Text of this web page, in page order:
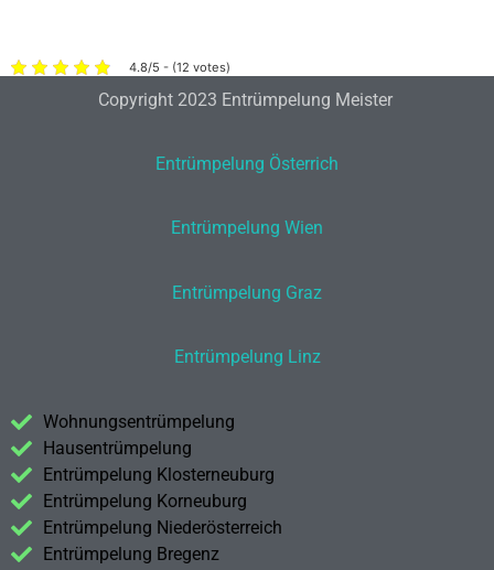
4.8/5 - (12 votes)
Copyright 2023 Entrümpelung Meister
Entrümpelung Österrich
Entrümpelung Wien
Entrümpelung Graz
Entrümpelung Linz
Wohnungsentrümpelung
Hausentrümpelung
Entrümpelung Klosterneuburg
Entrümpelung Korneuburg
Entrümpelung Niederösterreich
Entrümpelung Bregenz